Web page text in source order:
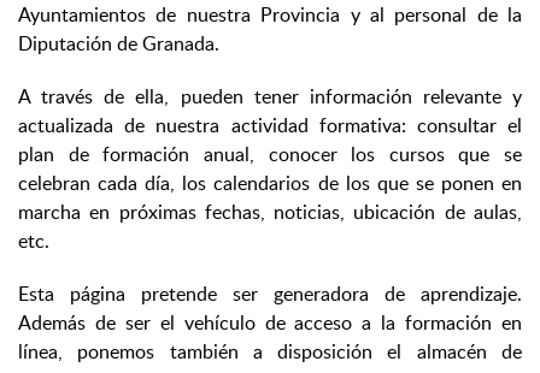
Ayuntamientos de nuestra Provincia y al personal de la
Diputación de Granada.
A través de ella, pueden tener información relevante y
actualizada de nuestra actividad formativa: consultar el
plan de formación anual, conocer los cursos que se
celebran cada día, los calendarios de los que se ponen en
marcha en próximas fechas, noticias, ubicación de aulas,
etc.
Esta página pretende ser generadora de aprendizaje.
Además de ser el vehículo de acceso a la formación en
línea, ponemos también a disposición el almacén de